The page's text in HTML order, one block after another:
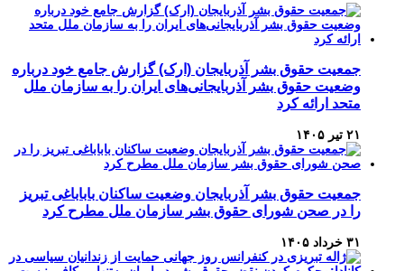
جمعیت حقوق بشر آذربایجان (ارک) گزارش جامع خود درباره
وضعیت حقوق بشر آذربایجانی‌های ایران را به سازمان ملل
متحد ارائه کرد
۲۱ تیر ۱۴۰۵
جمعیت حقوق بشر آذربایجان وضعیت ساکنان باباباغی تبریز
را در صحن شورای حقوق بشر سازمان ملل مطرح کرد
۳۱ خرداد ۱۴۰۵